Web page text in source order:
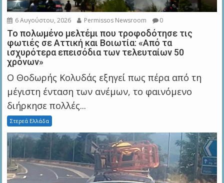
6 Αυγούστου, 2026 Permissos Newsroom 0
Το πολωμένο μελτέμι που τροφοδότησε τις
φωτιές σε Αττική και Βοιωτία: «Από τα
ισχυρότερα επεισόδια των τελευταίων 50
χρόνων»
Ο Θοδωρής Κολυδάς εξηγεί πως πέρα από τη
μέγιστη ένταση των ανέμων, το φαινόμενο
διήρκησε πολλές...
Στερεά Ελλάδα